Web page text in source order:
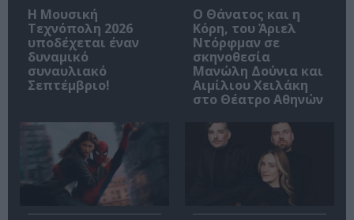
Η Μουσική
Τεχνόπολη 2026
υποδέχεται έναν
δυναμικό
συναυλιακό
Σεπτέμβριο!
Ο Θάνατος και η
Κόρη, του Άριελ
Ντόρφμαν σε
σκηνοθεσία
Μανώλη Δούνια και
Αιμίλιου Χειλάκη
στο Θέατρο Αθηνών